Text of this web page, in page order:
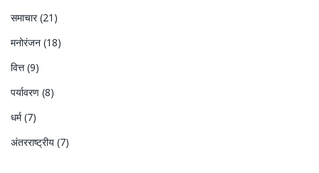
समाचार(21)
मनोरंजन (18)
वित्त(9)
पर्यावरण (8)
धर्म(7)
अंतरराष्ट्रीय (7)